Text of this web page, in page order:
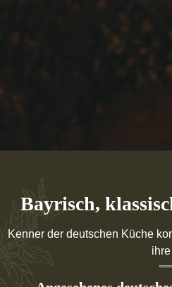
Bayrisch,
Kenner der deutschen Küche